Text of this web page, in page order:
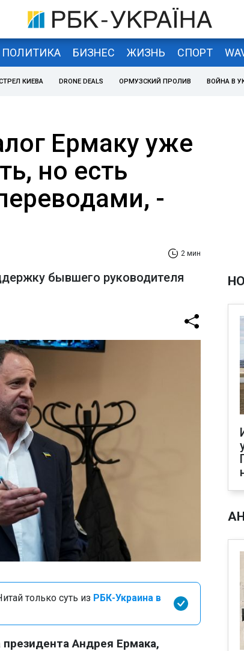
ПОЛИТИКА БИЗНЕС ЖИЗНЬ СПОРТ
КИЕВА DRONE DEALS ОРМУЗСКИЙ ПРОЛИВ ВОЙНА В
Ермаку уже
но есть
-
2 мин
бывшего руководителя
только суть из РБК-Украина в
Андрея Ермака,